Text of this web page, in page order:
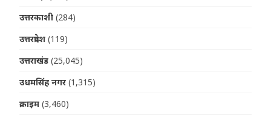
उत्तरकाशी (284)
उत्तरप्रदेश (119)
उत्तराखंड (25,045)
उधमसिंह नगर (1,315)
क्राइम (3,460)